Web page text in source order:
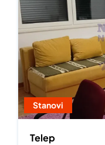
Stanovi
Telep